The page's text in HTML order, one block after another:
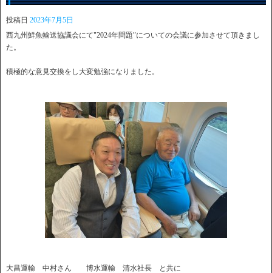
投稿日 2023年7月5日
西九州鮮魚輸送協議会にて"2024年問題″についての会議に参加させて頂きまし
た。
積極的な意見交換をし大変勉強になりました。
大昌運輸 中村さん 博水運輸 清水社長 と共に